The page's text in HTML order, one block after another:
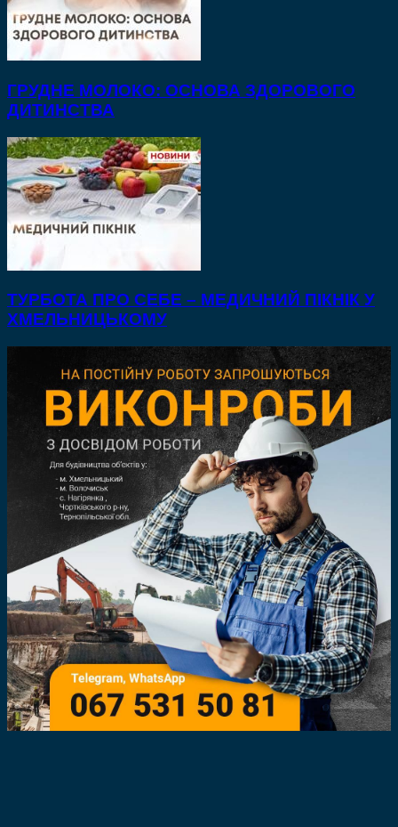
ГРУДНЕ МОЛОКО: ОСНОВА ЗДОРОВОГО
ДИТИНСТВА
ТУРБОТА ПРО СЕБЕ – МЕДИЧНИЙ ПІКНІК У
ХМЕЛЬНИЦЬКОМУ